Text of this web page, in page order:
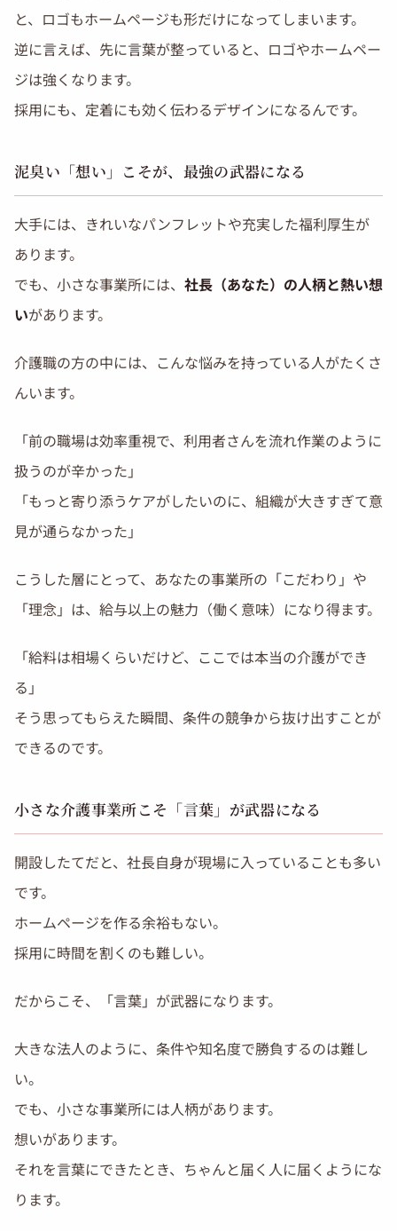
と、ロゴもホームページも形だけになってしまいます。
逆に言えば、先に言葉が整っていると、ロゴやホームペー
ジは強くなります。
採用にも、定着にも効く伝わるデザインになるんです。
泥臭い「想い」こそが、最強の武器になる
大手には、きれいなパンフレットや充実した福利厚生が
あります。
でも、小さな事業所には、 社長（あなた）の人柄と熱い想
いがあります。
介護職の方の中には、こんな悩みを持っている人がたくさ
んいます。
「前の職場は効率重視で、利用者さんを流れ作業のように
扱うのが辛かった」
「もっと寄り添うケアがしたいのに、組織が大きすぎて意
見が通らなかった」
こうした層にとって、あなたの事業所の「こだわり」や
「理念」は、給与以上の魅力（働く意味）になり得ます。
「給料は相場くらいだけど、ここでは本当の介護ができ
る」
そう思ってもらえた瞬間、条件の競争から抜け出すことが
できるのです。
小さな介護事業所こそ「言葉」が武器になる
開設したてだと、社長自身が現場に入っていることも多い
です。
ホームページを作る余裕もない。
採用に時間を割くのも難しい。
だからこそ、「言葉」が武器になります。
大きな法人のように、条件や知名度で勝負するのは難し
い。
でも、小さな事業所には人柄があります。
想いがあります。
それを言葉にできたとき、ちゃんと届く人に届くようにな
ります。